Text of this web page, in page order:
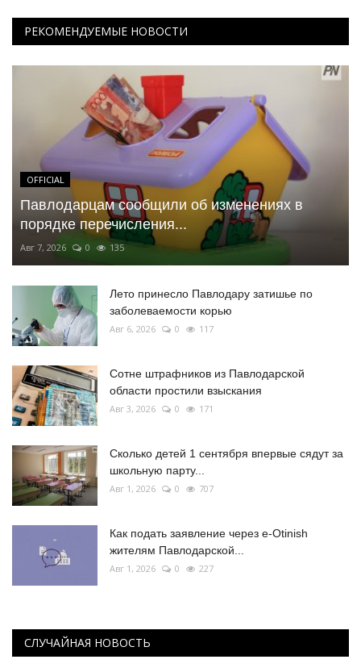
РЕКОМЕНДУЕМЫЕ НОВОСТИ
OFFICIAL
Павлодарцам сообщили об изменениях в
порядке перечисления...
Авг 7, 2026 0 135
Лето принесло Павлодару затишье по
заболеваемости корью
Авг 6, 2026 0 117
Сотне штрафников из Павлодарской
области простили взыскания
Авг 3, 2026 0 171
Сколько детей 1 сентября впервые сядут за
школьную парту...
Авг 1, 2026 0 707
Как подать заявление через e-Otinish
жителям Павлодарской...
Авг 1, 2026 0 227
СЛУЧАЙНАЯ НОВОСТЬ